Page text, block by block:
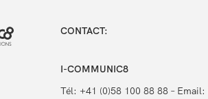
CONTACT:
I-COMMUNIC8
Tél: +41 (0)58 100 88 88 – Email: